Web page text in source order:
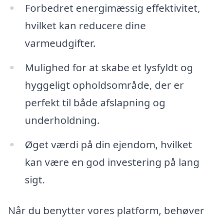
Forbedret energimæssig effektivitet,
hvilket kan reducere dine
varmeudgifter.
Mulighed for at skabe et lysfyldt og
hyggeligt opholdsområde, der er
perfekt til både afslapning og
underholdning.
Øget værdi på din ejendom, hvilket
kan være en god investering på lang
sigt.
Når du benytter vores platform, behøver